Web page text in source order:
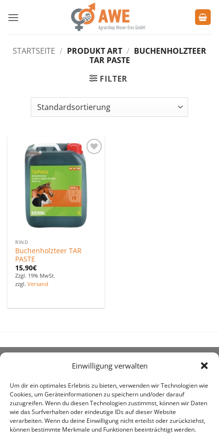
Einwilligung verwalten
Um dir ein optimales Erlebnis zu bieten, verwenden wir Technologien wie
Cookies, um Geräteinformationen zu speichern und/oder darauf
zuzugreifen. Wenn du diesen Technologien zustimmst, können wir Daten
wie das Surfverhalten oder eindeutige IDs auf dieser Website
verarbeiten. Wenn du deine Einwilligung nicht erteilst oder zurückziehst,
können bestimmte Merkmale und Funktionen beeinträchtigt werden.
Inhalt
STARTSEITE / PRODUKT ART / BUCHENHOLZTEER
TAR PASTE
FILTER
Zu den
Favoriten
hinzufügen
RIND
Buchenholzteer TAR
PASTE
15,90€
Zzgl. 19% MwSt.
zzgl.Versand